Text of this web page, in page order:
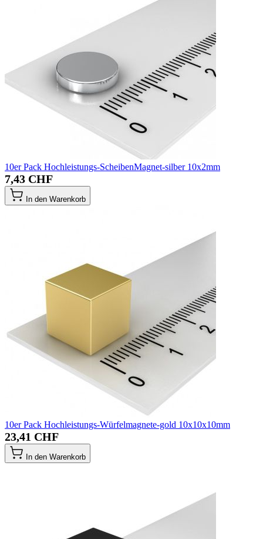
10er Pack Hochleistungs-ScheibenMagnet-silber 10x2mm
7,43 CHF
In den Warenkorb
10er Pack Hochleistungs-Würfelmagnete-gold 10x10x10mm
23,41 CHF
In den Warenkorb